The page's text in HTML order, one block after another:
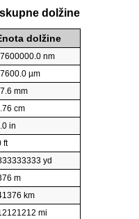
dolžine
dolžine
nm
µm
mm
cm
in
ft
yd
m
km
mi